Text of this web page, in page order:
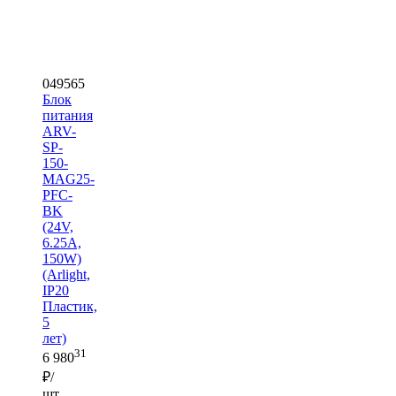
049565
Блок
питания
ARV-
SP-
150-
MAG25-
PFC-
BK
(24V,
6.25A,
150W)
(Arlight,
IP20
Пластик,
5
лет)
6 98031
₽/